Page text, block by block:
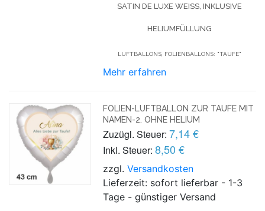
SATIN DE LUXE WEISS, INKLUSIVE H
ELIUMFÜLLUNG
LUFTBALLONS, FOLIENBALLONS: "TAUFE"
Mehr erfahren
FOLIEN-LUFTBALLON ZUR TAUFE MIT
NAMEN-2. OHNE HELIUM
Zuzügl. Steuer: 7,14 €
Inkl. Steuer: 8,50 €
zzgl.Versandkosten
Lieferzeit: sofort lieferbar - 1-3
Tage - günstiger Versand